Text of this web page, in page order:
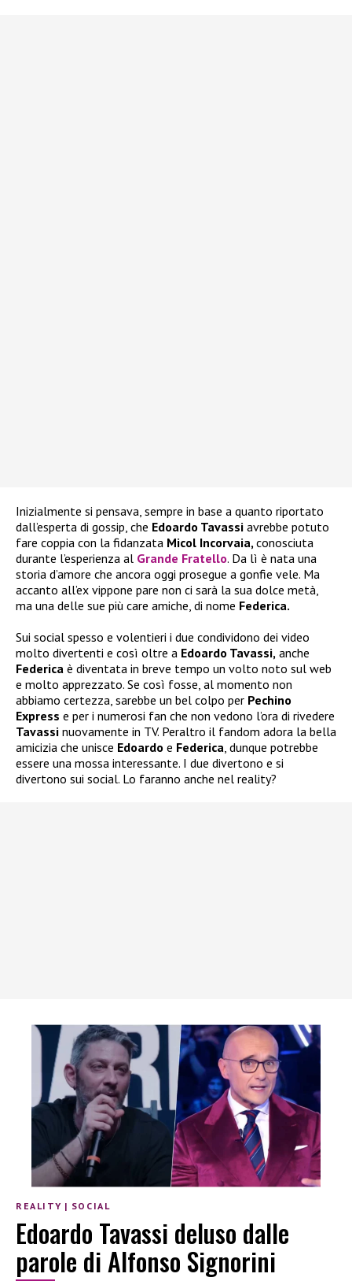
Inizialmente si pensava, sempre in base a quanto riportato
dall’esperta di gossip, che Edoardo Tavassi avrebbe potuto
fare coppia con la fidanzata Micol Incorvaia, conosciuta
durante l’esperienza al Grande Fratello. Da lì è nata una
storia d’amore che ancora oggi prosegue a gonfie vele. Ma
accanto all’ex vippone pare non ci sarà la sua dolce metà,
ma una delle sue più care amiche, di nome Federica.
Sui social spesso e volentieri i due condividono dei video
molto divertenti e così oltre a Edoardo Tavassi, anche
Federica è diventata in breve tempo un volto noto sul web
e molto apprezzato. Se così fosse, al momento non
abbiamo certezza, sarebbe un bel colpo per Pechino
Express e per i numerosi fan che non vedono l’ora di rivedere
Tavassi nuovamente in TV. Peraltro il fandom adora la bella
amicizia che unisce Edoardo e Federica , dunque potrebbe
essere una mossa interessante. I due divertono e si
divertono sui social. Lo faranno anche nel reality?
REALITY | SOCIAL
Edoardo Tavassi deluso dalle
parole di Alfonso Signorini